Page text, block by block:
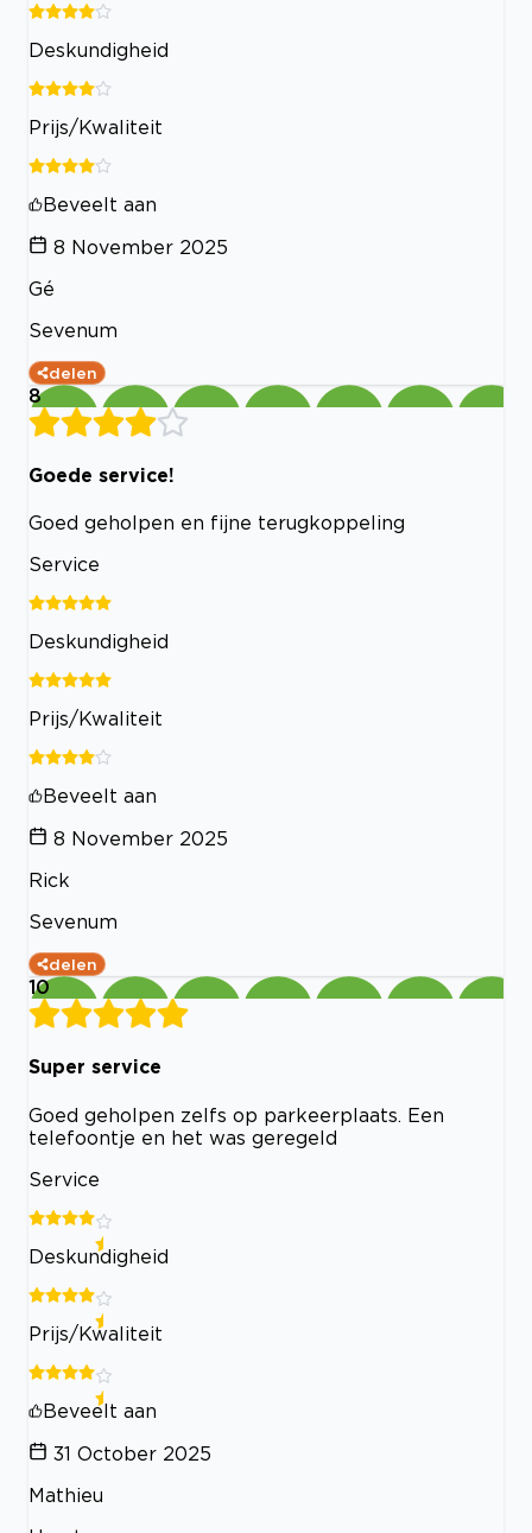
Deskundigheid
Prijs/Kwaliteit
Beveelt aan
8 November 2025
Gé
Sevenum
delen
8
Goede service!
Goed geholpen en fijne terugkoppeling
Service
Deskundigheid
Prijs/Kwaliteit
Beveelt aan
8 November 2025
Rick
Sevenum
delen
10
Super service
Goed geholpen zelfs op parkeerplaats. Een
telefoontje en het was geregeld
Service
Deskundigheid
Prijs/Kwaliteit
Beveelt aan
31 October 2025
Mathieu